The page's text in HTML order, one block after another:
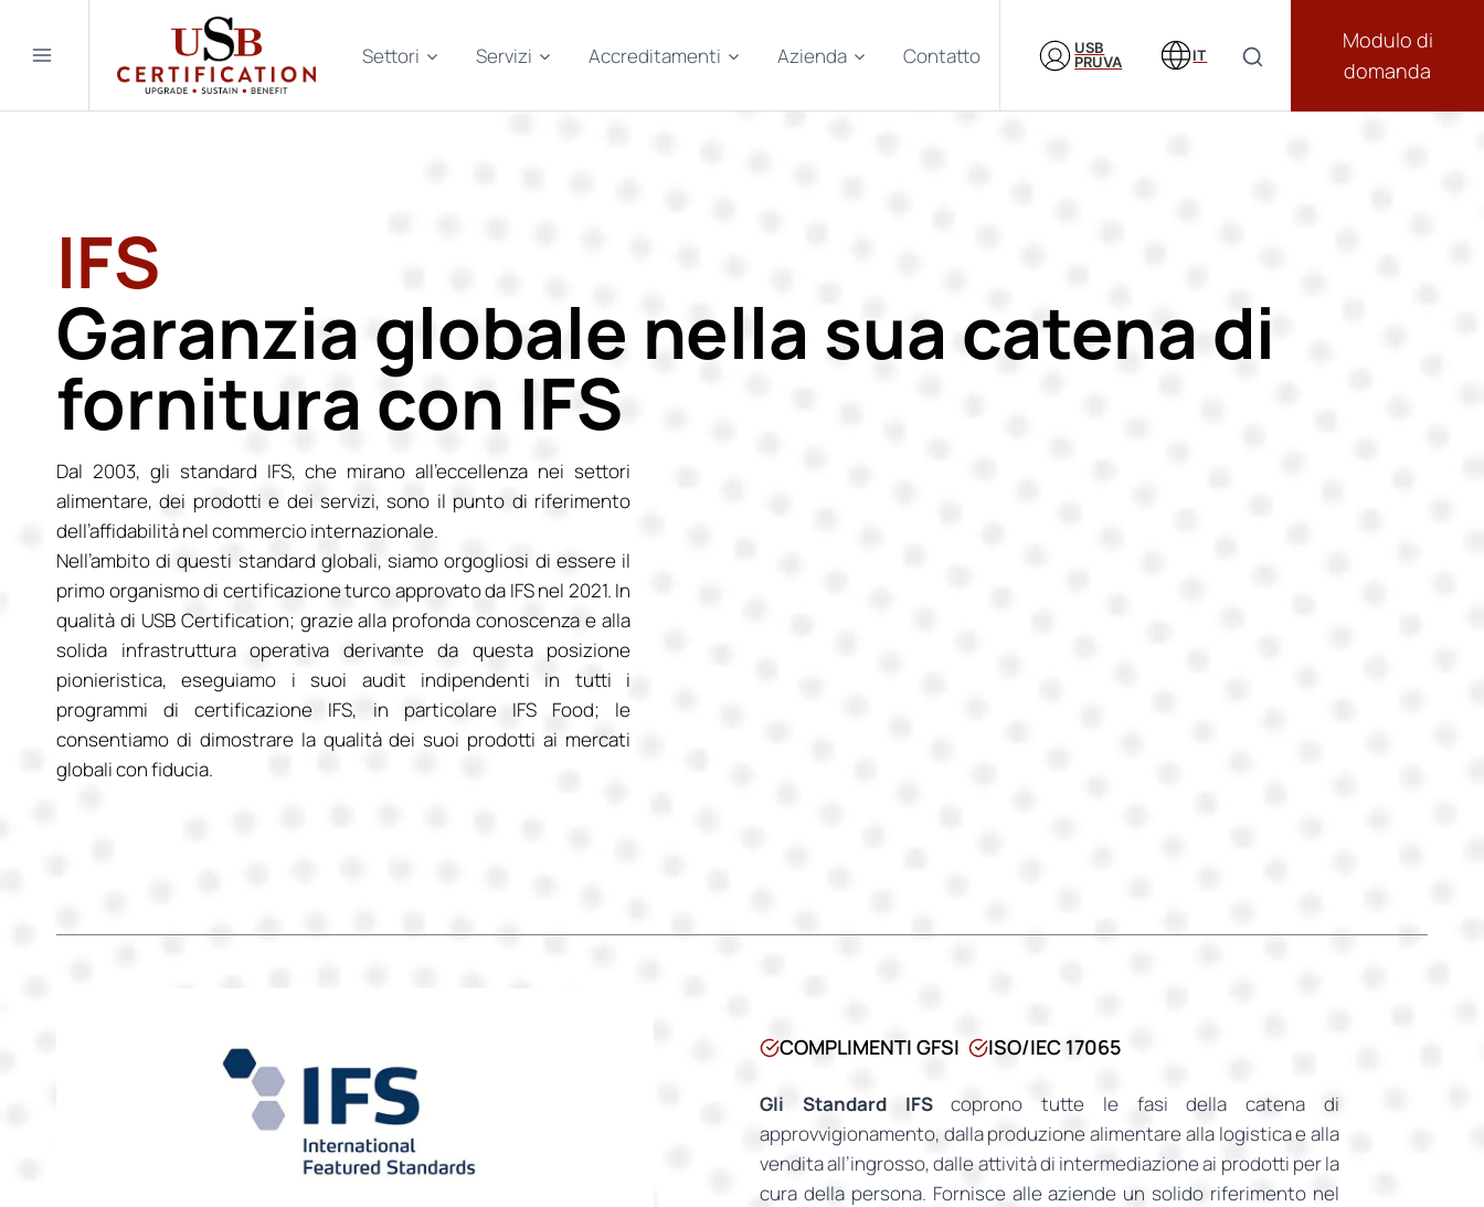
Settori Servizi Accreditamenti Azienda Contatto
USB
PRUVA
IT
Modulo di
domanda
IFS
Garanzia globale nella sua catena di
fornitura con IFS
Dal 2003, gli standard IFS, che mirano all’eccellenza nei settori
alimentare, dei prodotti e dei servizi, sono il punto di riferimento
dell’affidabilità nel commercio internazionale.
Nell’ambito di questi standard globali, siamo orgogliosi di essere il
primo organismo di certificazione turco approvato da IFS nel 2021. In
qualità di USB Certification; grazie alla profonda conoscenza e alla
solida infrastruttura operativa derivante da questa posizione
pionieristica, eseguiamo i suoi audit indipendenti in tutti i
programmi di certificazione IFS, in particolare IFS Food; le
consentiamo di dimostrare la qualità dei suoi prodotti ai mercati
globali con fiducia.
COMPLIMENTI GFSI ISO/IEC 17065
Gli Standard IFScoprono tutte le fasi della catena di
approvvigionamento, dalla produzione alimentare alla logistica e alla
vendita all’ingrosso, dalle attività di intermediazione ai prodotti per la
cura della persona. Fornisce alle aziende un solido riferimento nel